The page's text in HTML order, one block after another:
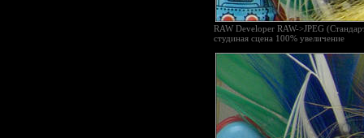
RAW Developer RAW->JPEG
студиная сцена 100% увеличение